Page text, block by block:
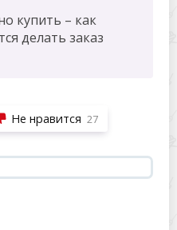
купить – как
делать заказ
Не нравится 27